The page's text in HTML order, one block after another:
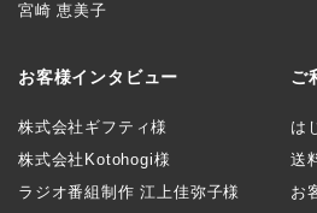
宮崎 恵美子
お客様インタビュー
株式会社ギフティ様
株式会社Kotohogi様
ラジオ番組制作 江上佳弥子様
ご
は
送
お